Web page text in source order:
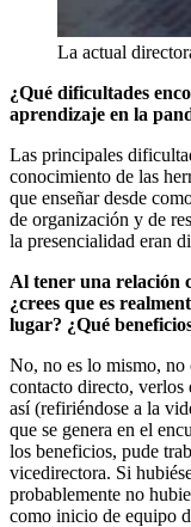
La actual
¿Qué dificultades
aprendizaje en la
Las principales
conocimiento de las
que enseñar desde
de organización y de
la presencialidad eran
Al tener una relación
¿crees que es
lugar? ¿Qué
No, no es lo mismo, no
contacto directo, verlos
así (refiriéndose a la
que se genera en el
los beneficios, pude
vicedirectora. Si
probablemente no
como inicio de equipo